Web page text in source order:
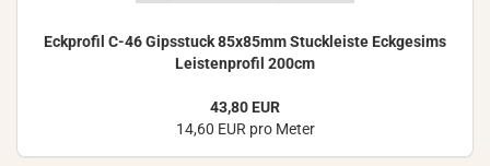
Eck­pro­fil C-46 Gips­stuck 85x85mm Stuck­leis­te Eck­ge­sims
Leis­ten­pro­fil 200cm
43,80 EUR
14,60 EUR pro Meter